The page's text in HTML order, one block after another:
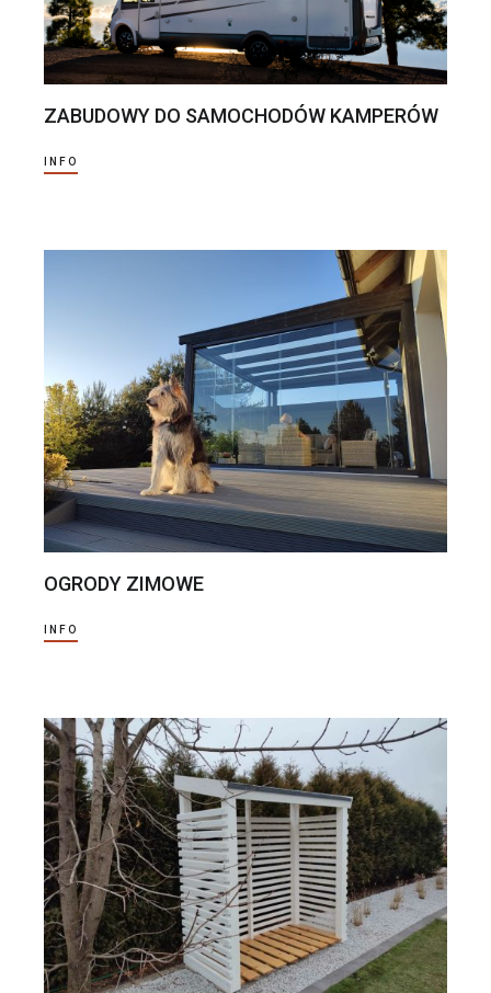
ZABUDOWY DO SAMOCHODÓW KAMPERÓW
INFO
OGRODY ZIMOWE
INFO